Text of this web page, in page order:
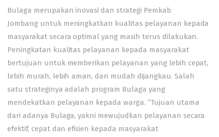
Bulaga merupakan inovasi dan strategi Pemkab
Jombang untuk meningkatkan kualitas pelayanan kepada
masyarakat secara optimal yang masih terus dilakukan.
Peningkatan kualitas pelayanan kepada masyarakat
bertujuan untuk memberikan pelayanan yang lebih cepat,
lebih murah, lebih aman, dan mudah dijangkau. Salah
satu strateginya adalah program Bulaga yang
mendekatkan pelayanan kepada warga. ”Tujuan utama
dari adanya Bulaga, yakni mewujudkan pelayanan secara
efektif, cepat dan efisien kepada masyarakat